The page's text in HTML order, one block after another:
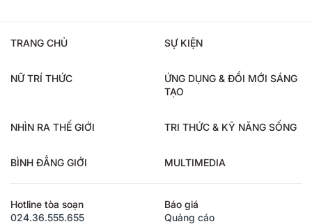
TRANG CHỦ SỰ KIỆN
NỮ TRÍ THỨC
ỨNG DỤNG & ĐỔI MỚI SÁNG
TẠO
NHÌN RA THẾ GIỚI TRI THỨC & KỸ NĂNG SỐNG
BÌNH ĐẲNG GIỚI MULTIMEDIA
Hotline tòa soạn
024.36.555.655
Báo giá
Quảng cáo